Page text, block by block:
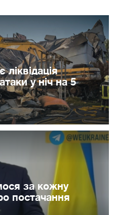
у ніч на 5
за кожну
постачання